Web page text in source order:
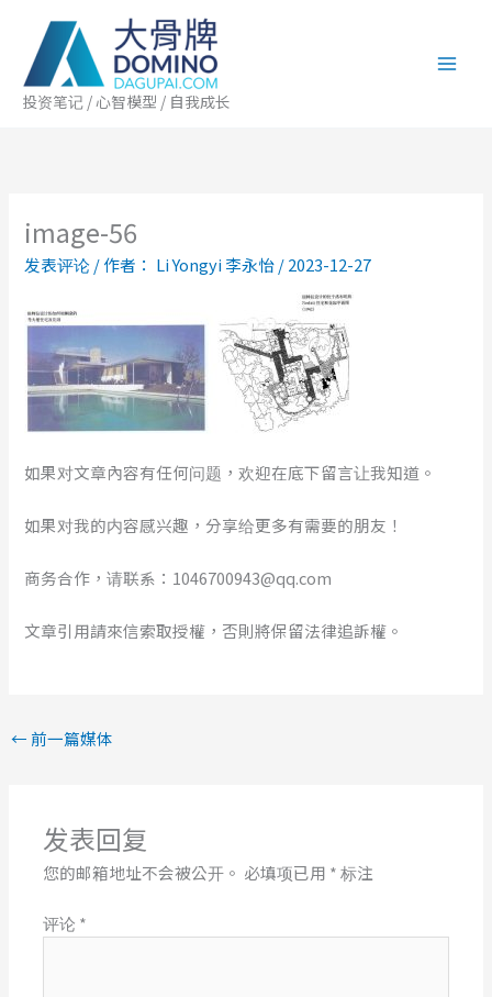
投资笔记 / 心智模型 / 自我成长
image-56
发表评论/ 作者： Li Yongyi 李永怡/2023-12-27
如果对文章內容有任何问题，欢迎在底下留言让我知道。
如果对我的内容感兴趣，分享给更多有需要的朋友！
商务合作，请联系：1046700943@qq.com
文章引用請來信索取授權，否則將保留法律追訴權。
← 前一篇媒体
发表回复
您的邮箱地址不会被公开。 必填项已用 *标注
评论 *